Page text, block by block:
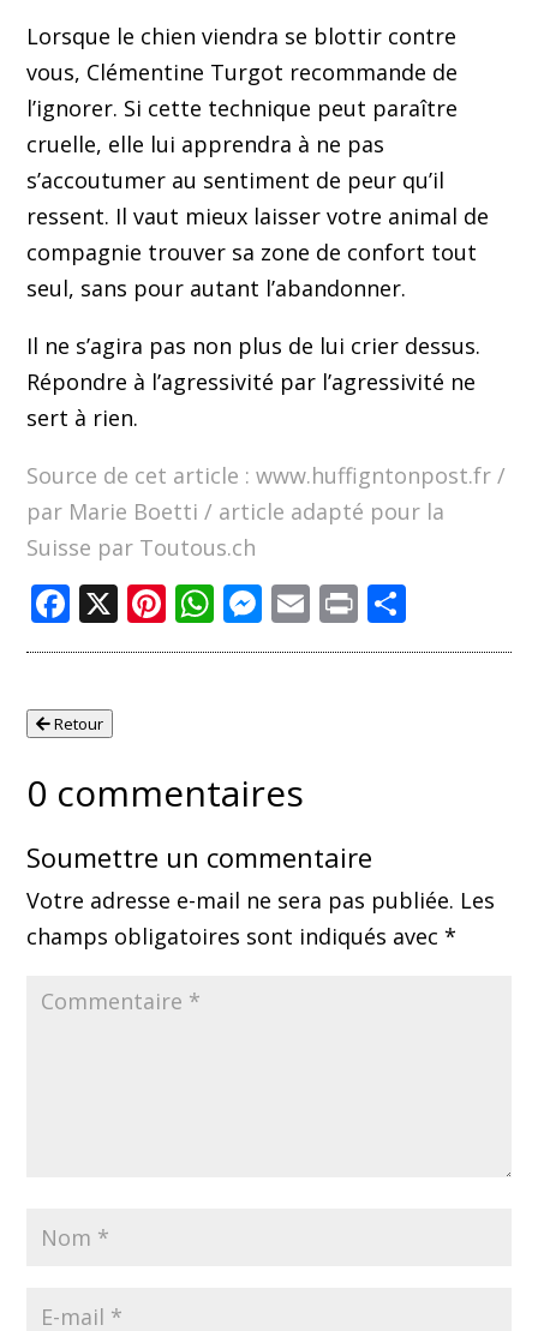
Lorsque le chien viendra se blottir contre
vous, Clémentine Turgot recommande de
l’ignorer. Si cette technique peut paraître
cruelle, elle lui apprendra à ne pas
s’accoutumer au sentiment de peur qu’il
ressent. Il vaut mieux laisser votre animal de
compagnie trouver sa zone de confort tout
seul, sans pour autant l’abandonner.
Il ne s’agira pas non plus de lui crier dessus.
Répondre à l’agressivité par l’agressivité ne
sert à rien.
Source de cet article : www.huffigntonpost.fr /
par Marie Boetti / article adapté pour la
Suisse par Toutous.ch
Facebook
X Pinterest
WhatsApp
Messenger
Email
Print
Retour
0 commentaires
Soumettre un commentaire
Votre adresse e-mail ne sera pas publiée. Les
champs obligatoires sont indiqués avec*